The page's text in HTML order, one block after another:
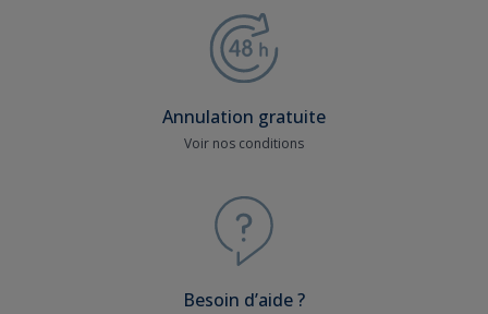
Annulation gratuite
Voir nos conditions
Besoin d’aide ?